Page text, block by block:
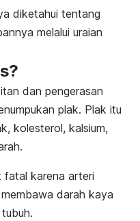
diketahui tentang
melalui uraian
dan pengerasan
plak. Plak itu
kolesterol, kalsium,
fatal karena arteri
darah kaya